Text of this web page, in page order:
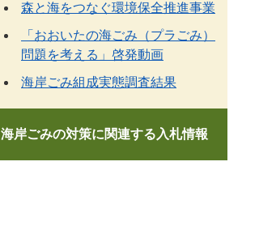
森と海をつなぐ環境保全推進事業
「おおいたの海ごみ（プラごみ）
問題を考える」啓発動画
海岸ごみ組成実態調査結果
海岸ごみの対策に関連する入札情報